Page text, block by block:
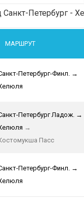
Санкт-Петербург -
МАРШРУТ
Петербург-Финл. →
Петербург Ладож. →
→
Пасс
Петербург-Финл. →